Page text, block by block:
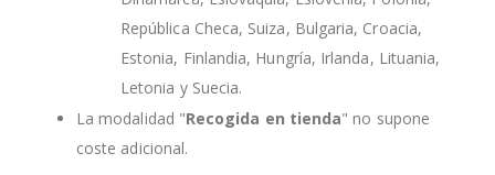
República Checa, Suiza, Bulgaria, Croacia,
Estonia, Finlandia, Hungría, Irlanda, Lituania,
Letonia y Suecia.
La modalidad "Recogida en tienda" no supone
coste adicional.